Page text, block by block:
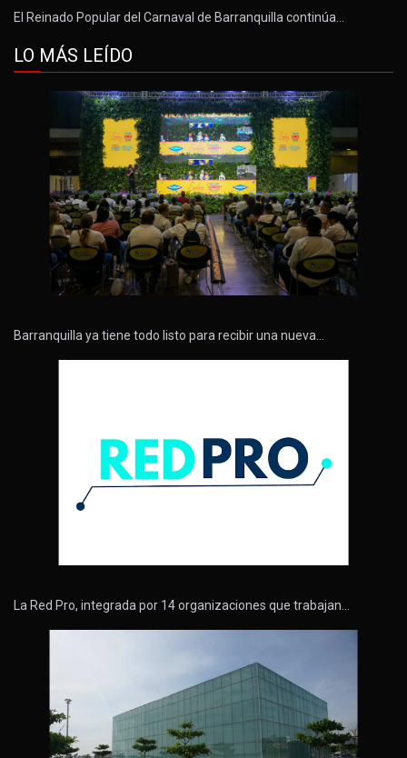
El Reinado Popular del Carnaval de Barranquilla continúa…
LO MÁS LEÍDO
Barranquilla ya tiene todo listo para recibir una nueva…
La Red Pro, integrada por 14 organizaciones que trabajan…